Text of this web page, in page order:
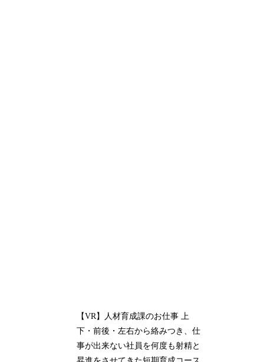
【VR】人材育成課のお仕事 上
下・前後・左右から絡みつき、仕
事が出来ない社員を何度も射精と